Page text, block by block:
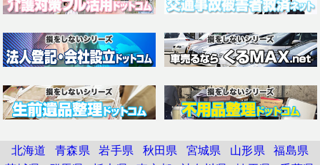
北海道 青森県 岩手県 秋田県 宮城県 山形県 福島県